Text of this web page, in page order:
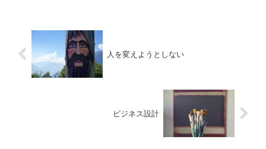
人を変えようとしない
ビジネス設計